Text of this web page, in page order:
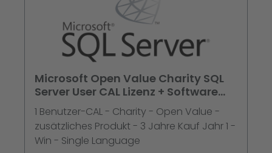
Microsoft Open Value Charity SQL
Server User CAL Lizenz + Software
Assurance 3 Jahre im 1. Jahr
1 Benutzer-CAL - Charity - Open Value -
zusätzliches Produkt - 3 Jahre Kauf Jahr 1 -
Win - Single Language